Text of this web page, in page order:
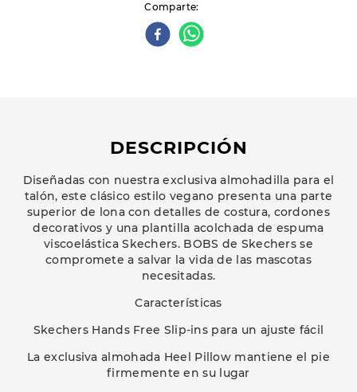
Comparte
DESCRIPCIÓN
Diseñadas con nuestra exclusiva almohadilla para el
talón, este clásico estilo vegano presenta una parte
superior de lona con detalles de costura, cordones
decorativos y una plantilla acolchada de espuma
viscoelástica Skechers. BOBS de Skechers se
compromete a salvar la vida de las mascotas
necesitadas.
Características
Skechers Hands Free Slip-ins para un ajuste fácil
La exclusiva almohada Heel Pillow mantiene el pie
firmemente en su lugar